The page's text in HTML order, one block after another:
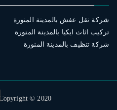
شركة نقل عفش بالمدينة المنورة
تركيب اثاث ايكيا بالمدينة المنورة
شركة تنظيف بالمدينة المنورة
Copyright © 2020 شركة امجاد